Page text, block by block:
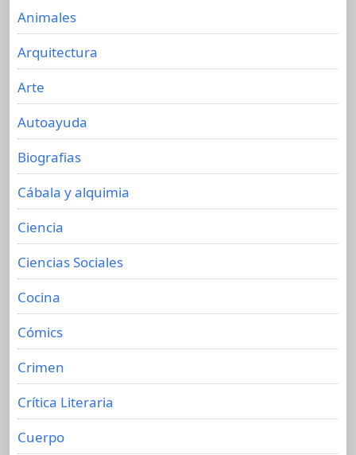
Animales
Arquitectura
Arte
Autoayuda
Biografias
Cábala y alquimia
Ciencia
Ciencias Sociales
Cocina
Cómics
Crimen
Crítica Literaria
Cuerpo